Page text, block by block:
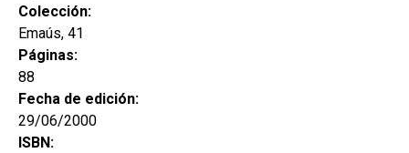
Colección:
Emaús, 41
Páginas:
88
Fecha de edición:
29/06/2000
ISBN: